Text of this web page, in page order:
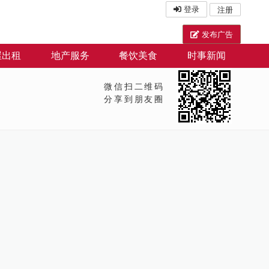
登录 注册
发布广告
租 地产服务 餐饮美食 时事新闻
微信扫二维码
分享到朋友圈